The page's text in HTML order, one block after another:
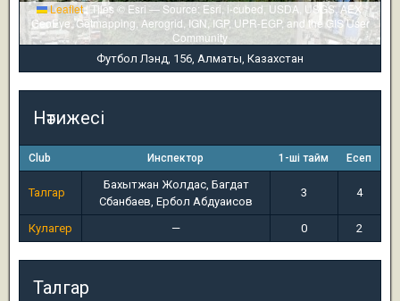
Leaflet|Tiles © Esri — Source: Esri, i-cubed, USDA, USGS, AEX,
GeoEye, Getmapping, Aerogrid, IGN, IGP, UPR-EGP, and the GIS User
Community
Футбол Лэнд, 156, Алматы, Казахстан
Нәтижесі
Club Инспектор 1-ші тайм Есеп
Талгар
Бахытжан Жолдас, Багдат
Сбанбаев, Ербол Абдуаисов
3 4
Кулагер — 0 2
Талгар